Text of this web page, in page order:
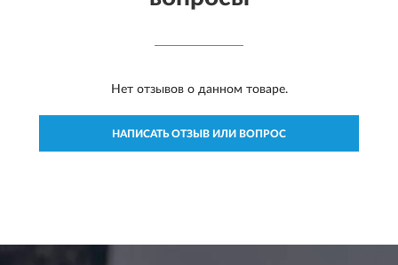
Нет отзывов о данном товаре.
НАПИСАТЬ ОТЗЫВ ИЛИ ВОПРОС